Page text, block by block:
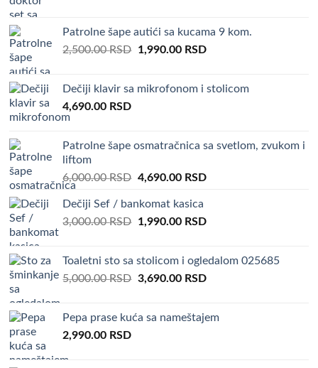
Patrolne šape autići sa kucama 9 kom.
2,500.00RSD Original
2,500.00 RSD.
1,990.00 RSDCurrent
1,990.00 RSD.
Dečiji klavir sa mikrofonom i stolicom
4,690.00 RSD
Patrolne šape osmatračnica sa svetlom, zvukom i
liftom
6,000.00RSD Original
was:
6,000.00 RSD.
4,690.00 RSDCurrent
4,690.00 RSD.
Dečiji Sef / bankomat kasica
3,000.00RSD Original
3,000.00 RSD.
1,990.00 RSDCurrent
1,990.00 RSD.
Toaletni sto sa stolicom i ogledalom 025685
5,000.00RSD Original
5,000.00 RSD.
3,690.00 RSDCurrent
3,690.00 RSD.
Pepa prase kuća sa nameštajem
2,990.00 RSD